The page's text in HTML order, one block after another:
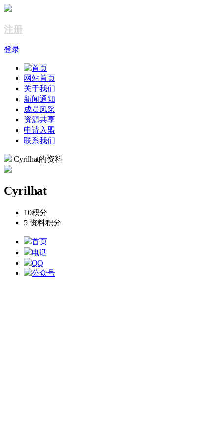
注册
登录
网站首页
关于我们
新闻通知
成员风采
资源共享
申请入盟
联系我们
Cyrilhat的资料
Cyrilhat
10积分
5 资料积分
首页
电话
QQ
公众号